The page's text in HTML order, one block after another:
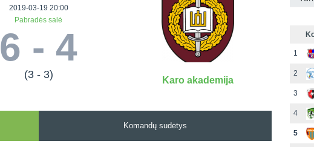
2019-03-19 20:00
Pabradės salė
6 - 4
(3 - 3) Karo akademija
Komandų sudėtys
1
2
3
4
5